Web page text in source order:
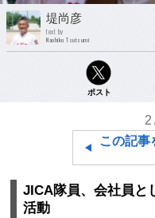
堤尚彦
text by
Naohiko Tsutsumi
ポスト
2
この記事
JICA隊員、会社員と
活動